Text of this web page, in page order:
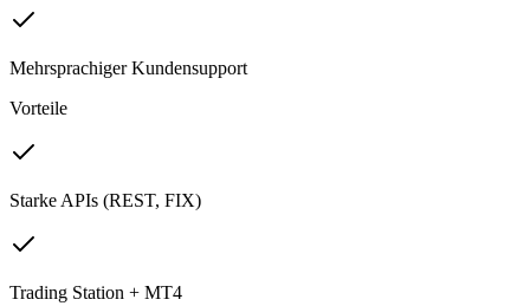
Mehrsprachiger Kundensupport
Vorteile
Starke APIs (REST, FIX)
Trading Station + MT4